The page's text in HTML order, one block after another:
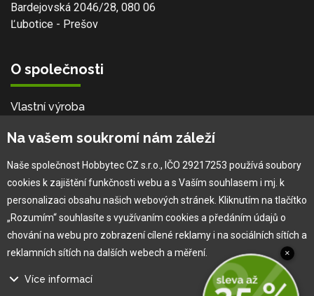
Bardejovská 2046/28, 080 06
Ľubotice - Prešov
O společnosti
Vlastní výroba
O nás
Pro zákazníka
Obchodní podmínky
Věrnostní program
Jak na reklamaci
Výprodej
Na vašem soukromí nám záleží
Naše společnost Hobbytec CZ s.r.o., IČO 29217253 používá soubory
cookies k zajištění funkčnosti webu a s Vaším souhlasem i mj. k
personalizaci obsahu našich webových stránek. Kliknutím na tlačítko
„Rozumím“ souhlasíte s využívaním cookies a předáním údajů o
chování na webu pro zobrazení cílené reklamy i na sociálních sítích a
reklamních sítích na dalších webech a měření.
Více informací
×